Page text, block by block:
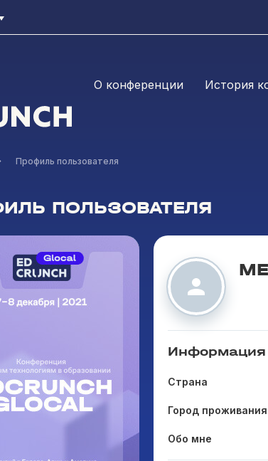
О конференции История
Профиль пользователя
ПОЛЬЗОВАТЕЛЯ
Страна
Город проживания
Обо мне